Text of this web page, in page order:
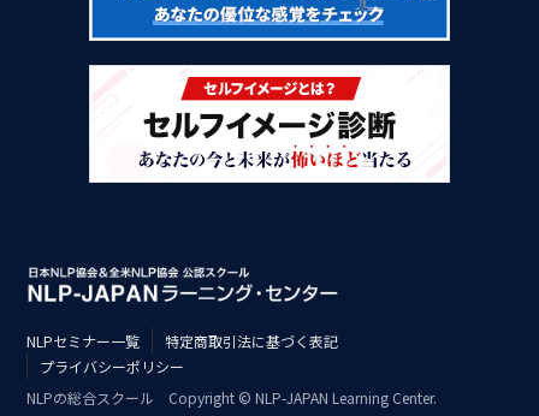
NLPセミナー一覧
特定商取引法に基づく表記
プライバシーポリシー
NLPの総合スクール Copyright © NLP-JAPAN Learning Center.